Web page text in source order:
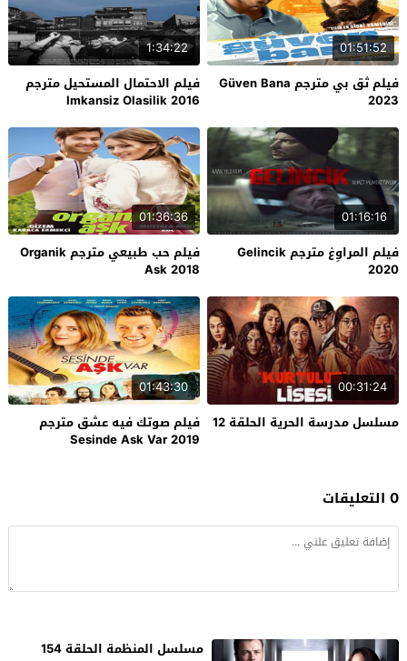
01:51:52
فيلم ثق بي مترجم Güven Bana
2023
1:34:22
فيلم الاحتمال المستحيل مترجم
Imkansiz Olasilik 2016
01:16:16
فيلم المراوِغ مترجم Gelincik
2020
01:36:36
فيلم حب طبيعي مترجم Organik
Ask 2018
00:31:24
مسلسل مدرسة الحرية الحلقة 12
01:43:30
فيلم صوتك فيه عشق مترجم
Sesinde Ask Var 2019
0 التعليقات
مسلسل المنظمة الحلقة 154